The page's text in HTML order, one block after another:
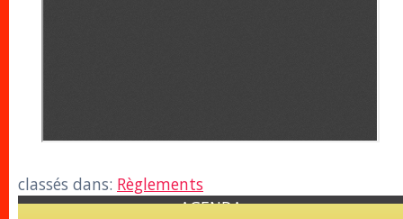
classés dans: Règlements
AGENDA